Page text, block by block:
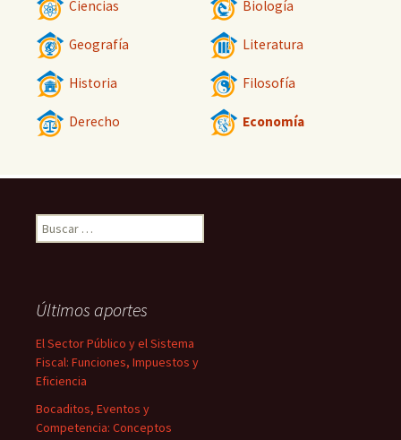
Ciencias Biología
Geografía Literatura
Historia Filosofía
Derecho Economía
Buscar:
Últimos aportes
El Sector Público y el Sistema
Fiscal: Funciones, Impuestos y
Eficiencia
Bocaditos, Eventos y
Competencia: Conceptos